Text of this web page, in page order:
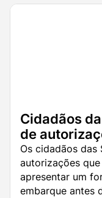
Cidadãos
de
Os cidadãos das
autorizações
apresentar um
embarque antes